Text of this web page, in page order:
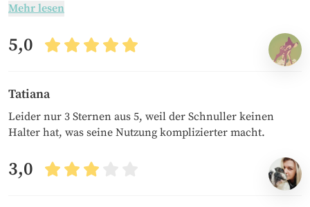
Mehr lesen
5,0
Tatiana
Leider nur 3 Sternen aus 5, weil der Schnuller keinen
Halter hat, was seine Nutzung komplizierter macht.
3,0